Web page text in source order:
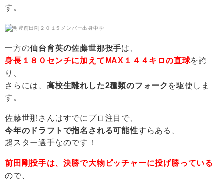
す。
一方の仙台育英の佐藤世那投手は、
身長１８０センチに加えてMAX１４４キロの直球を誇
り、
さらには、 高校生離れした2種類のフォーク を駆使しま
す。
佐藤世那さんはすでにプロ注目で、
今年のドラフトで指名される可能性すらある、
超スター選手なのです！
前田剛投手は、決勝で大物ピッチャーに投げ勝っている
ので、